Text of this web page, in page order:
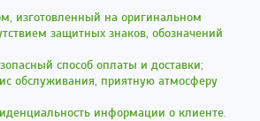
изготовленный на оригинальном
защитных знаков, обозначений
способ оплаты и доставки;
обслуживания, приятную атмосферу
информации о клиенте.